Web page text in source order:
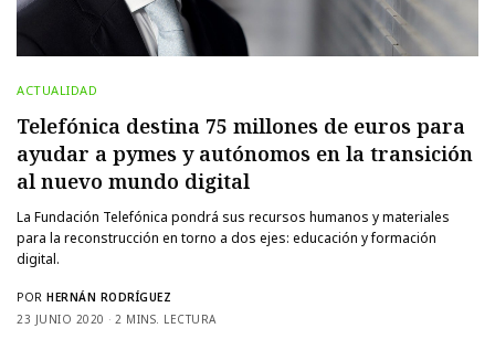
ACTUALIDAD
Telefónica destina 75 millones de euros para
ayudar a pymes y autónomos en la transición
al nuevo mundo digital
La Fundación Telefónica pondrá sus recursos humanos y materiales
para la reconstrucción en torno a dos ejes: educación y formación
digital.
POR HERNÁN RODRÍGUEZ
23 JUNIO 2020
2 MINS. LECTURA